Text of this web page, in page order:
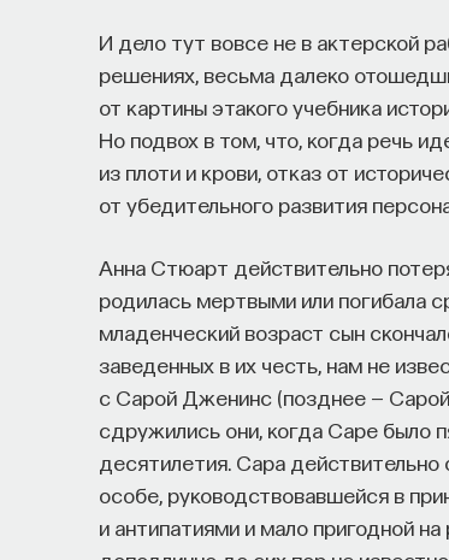
И дело тут вовсе не в актерской
решениях, весьма далеко
от картины этакого учебника
Но подвох в том, что, когда речь
из плоти и крови, отказ от
от убедительного развития
Анна Стюарт действительно
родилась мертвыми или погибала
младенческий возраст сын
заведенных в их честь, нам не
с Сарой Дженинс (позднее —
сдружились они, когда Саре было
десятилетия. Сара
особе, руководствовавшейся в
и антипатиями и мало пригодной